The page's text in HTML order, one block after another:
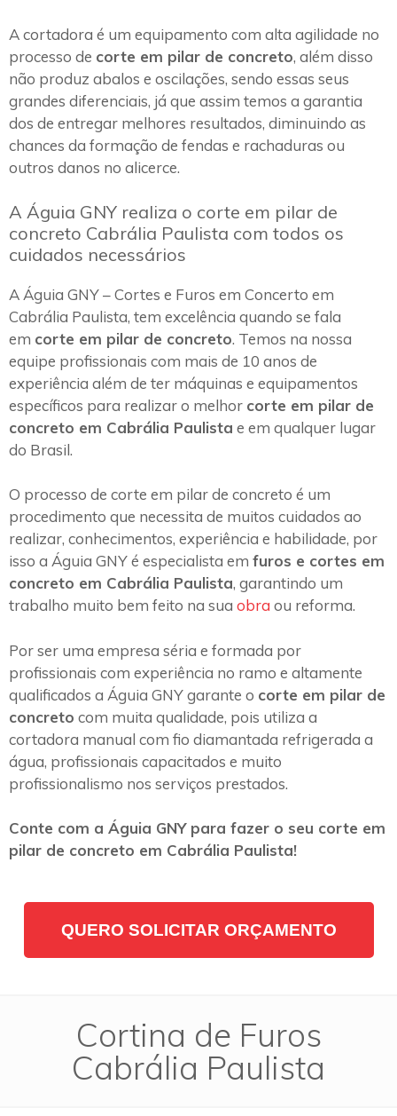
A cortadora é um equipamento com alta agilidade no
processo de corte em pilar de concreto, além disso
não produz abalos e oscilações, sendo essas seus
grandes diferenciais, já que assim temos a garantia
dos de entregar melhores resultados, diminuindo as
chances da formação de fendas e rachaduras ou
outros danos no alicerce.
A Águia GNY realiza o corte em pilar de
concreto Cabrália Paulista com todos os
cuidados necessários
A Águia GNY – Cortes e Furos em Concerto em
Cabrália Paulista, tem excelência quando se fala
em corte em pilar de concreto. Temos na nossa
equipe profissionais com mais de 10 anos de
experiência além de ter máquinas e equipamentos
específicos para realizar o melhor corte em pilar de
concreto em Cabrália Paulista e em qualquer lugar
do Brasil.
O processo de corte em pilar de concreto é um
procedimento que necessita de muitos cuidados ao
realizar, conhecimentos, experiência e habilidade, por
isso a Águia GNY é especialista em furos e cortes em
concreto em Cabrália Paulista, garantindo um
trabalho muito bem feito na sua obra ou reforma.
Por ser uma empresa séria e formada por
profissionais com experiência no ramo e altamente
qualificados a Águia GNY garante o corte em pilar de
concreto com muita qualidade, pois utiliza a
cortadora manual com fio diamantada refrigerada a
água, profissionais capacitados e muito
profissionalismo nos serviços prestados.
Conte com a Águia GNY para fazer o seu corte em
pilar de concreto em Cabrália Paulista!
QUERO SOLICITAR ORÇAMENTO
Cortina de Furos
Cabrália Paulista